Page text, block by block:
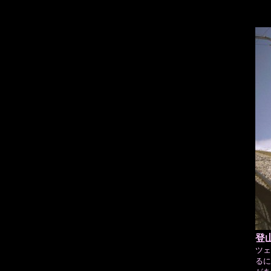
登
ツ
る